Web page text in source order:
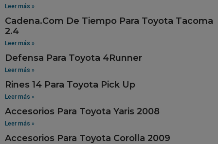
Leer más »
Cadena.Com De Tiempo Para Toyota Tacoma
2.4
Leer más »
Defensa Para Toyota 4Runner
Leer más »
Rines 14 Para Toyota Pick Up
Leer más »
Accesorios Para Toyota Yaris 2008
Leer más »
Accesorios Para Toyota Corolla 2009